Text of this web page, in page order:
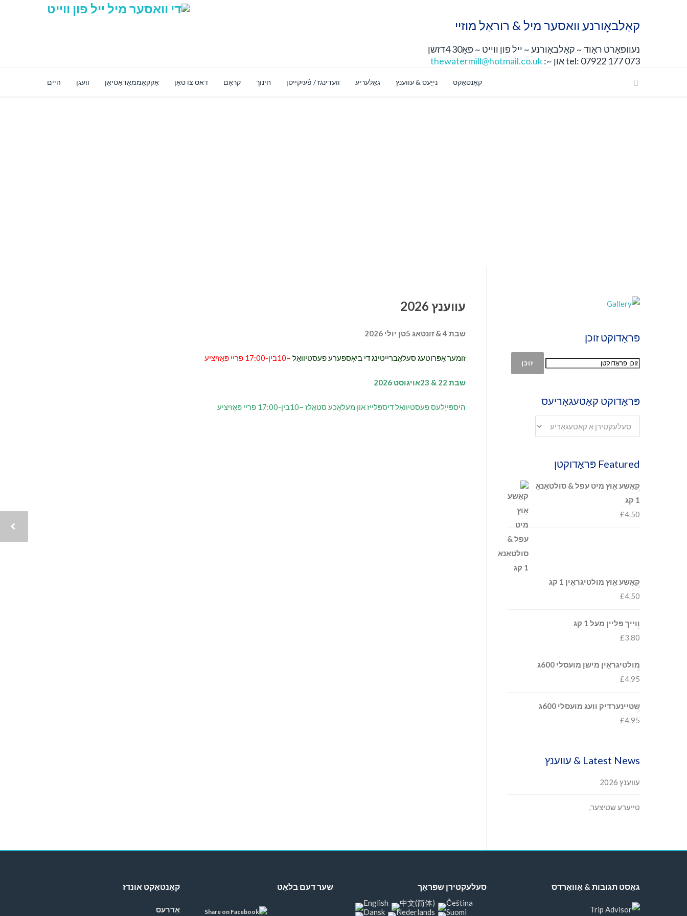
קאַלבאָורנע וואסער מיל & רוראַל מוזיי
נעוופּאָרט ראָוד ~ קאַלבאָורנע ~ ייל פון ווייט ~ פּאָ30 4דזשן
tel: 07922 177 073 און ~:
thewatermill@hotmail.co.uk
היים וועגן אַקקאָממאָדאַטיאָן דאס צו טאָן קראָם חינוך וועדינגז / פֿעיִקייטן גאַלעריע נייַעס & עווענץ קאָנטאַקט
עווענץ 2026
שבת 4 & זונטאג 5טן יולי 2026
זומער אָפּרוטעג סעלאַברייטינג די ביאָספערע פעסטיוואַל ~10בין-17:00 פריי פּאָזיציע
שבת 22 & 23אויגוסט 2026
היספּייַלעס פעסטיוואַל דיספּלייז און מעלאָכע סטאָלז ~10בין-17:00 פריי פּאָזיציע
פּראָדוקט זוכן
זוכן
פּראָדוקט קאַטעגאָריעס
Featured פּראָדוקטן
קאַשע אָוץ מיט עפּל & סולטאַנאַ
1 קג
£4.50
קאַשע אָוץ מולטיגראַין 1 קג
£4.50
ווייך פּליין מעל 1 קג
£3.80
מולטיגראַין מישן מועסלי 600ג
£4.95
שטיינערדיק וועג מועסלי 600ג
£4.95
Latest News & עווענץ
עווענץ 2026
טייערע שטיצער,
קאָנטאַקט אונדז
אַדרעס
שער דעם בלאַט סעלעקטירן שפּראַך גאַסט תגובות & אַוואַרדס